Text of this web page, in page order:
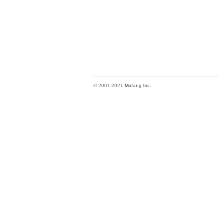
© 2001-2021 Mofang Inc.